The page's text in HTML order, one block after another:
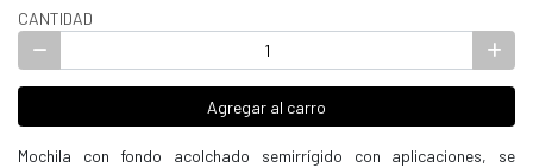
CANTIDAD
Agregar al carro
Mochila con fondo acolchado semirrígido con aplicaciones, se